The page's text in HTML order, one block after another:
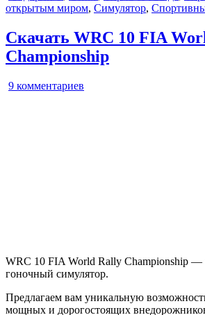
in
открытым миром, Симулятор,
Скачать WRC 10 FIA
Championship
9 комментариев
WRC 10 FIA World Rally Championship —
гоночный симулятор.
Предлагаем вам уникальную
мощных и дорогостоящих